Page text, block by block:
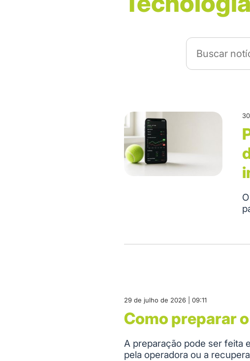
29 de julho de 2026 | 09:11
Como preparar
A preparação pode ser feita
pela operadora ou a